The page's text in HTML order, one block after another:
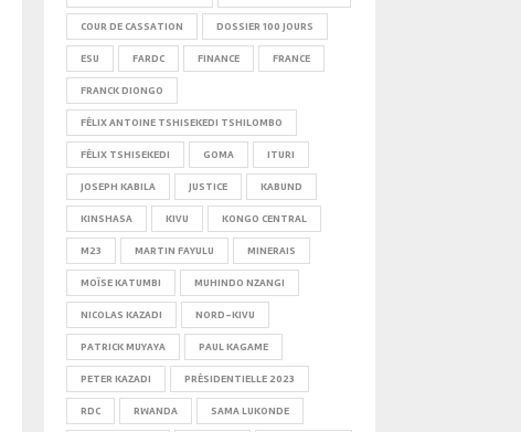
COUR DE CASSATION DOSSIER 100 JOURS
ESU FARDC FINANCE FRANCE
FRANCK DIONGO
FÉLIX ANTOINE TSHISEKEDI TSHILOMBO
FÉLIX TSHISEKEDI GOMA ITURI
JOSEPH KABILA JUSTICE KABUND
KINSHASA KIVU KONGO CENTRAL
M23 MARTIN FAYULU MINERAIS
MOÏSE KATUMBI MUHINDO NZANGI
NICOLAS KAZADI NORD-KIVU
PATRICK MUYAYA PAUL KAGAME
PETER KAZADI PRÉSIDENTIELLE 2023
RDC RWANDA SAMA LUKONDE